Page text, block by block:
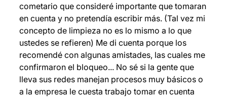
cometario que consideré importante que tomaran
en cuenta y no pretendía escribir más. (Tal vez mi
concepto de limpieza no es lo mismo a lo que
ustedes se refieren) Me di cuenta porque los
recomendé con algunas amistades, las cuales me
confirmaron el bloqueo... No sé si la gente que
lleva sus redes manejan procesos muy básicos o
a la empresa le cuesta trabajo tomar en cuenta